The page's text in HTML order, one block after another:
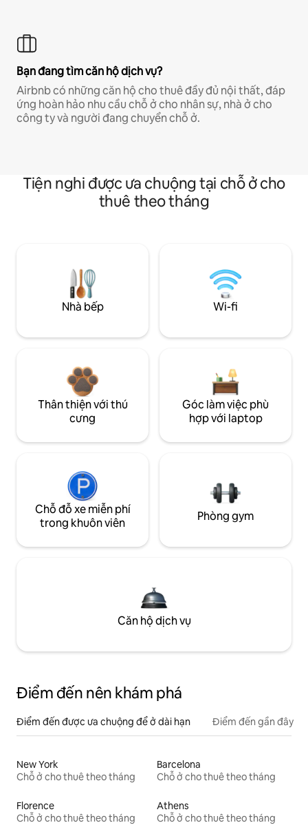
Bạn đang tìm căn hộ dịch vụ?
Airbnb có những căn hộ cho thuê đầy đủ nội thất, đáp
ứng hoàn hảo nhu cầu chỗ ở cho nhân sự, nhà ở cho
công ty và người đang chuyển chỗ ở.
Tiện nghi được ưa chuộng tại chỗ ở cho
thuê theo tháng
Nhà bếp Wi-fi
Thân thiện với thú
cưng
Góc làm việc phù
hợp với laptop
Chỗ đỗ xe miễn phí
trong khuôn viên
Phòng gym
Căn hộ dịch vụ
Điểm đến nên khám phá
Điểm đến được ưa chuộng để ở dài hạn Điểm đến gần đây
New York
Chỗ ở cho thuê theo tháng
Barcelona
Chỗ ở cho thuê theo tháng
Florence
Chỗ ở cho thuê theo tháng
Athens
Chỗ ở cho thuê theo tháng